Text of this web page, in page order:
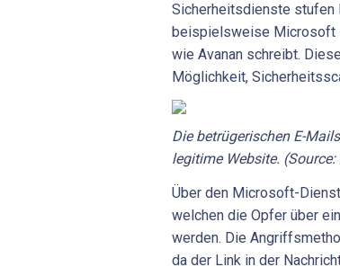
Sicherheitsdienste stufen
beispielsweise Microsoft
wie Avanan schreibt.
Möglichkeit,
Die betrügerischen E-
legitime Website. (Source:
Über den Microsoft-
welchen die Opfer über
werden. Die
da der Link in der